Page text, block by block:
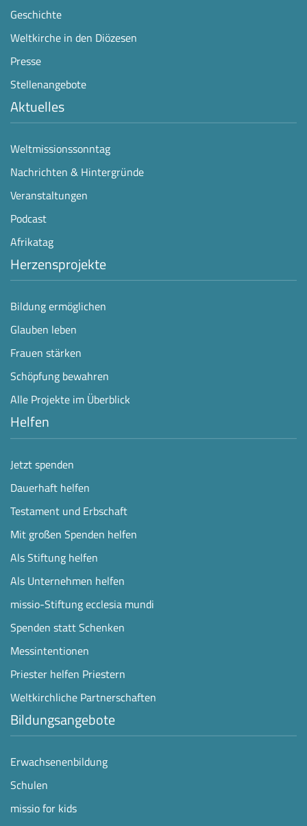
Geschichte
Weltkirche in den Diözesen
Presse
Stellenangebote
Aktuelles
Weltmissionssonntag
Nachrichten & Hintergründe
Veranstaltungen
Podcast
Afrikatag
Herzensprojekte
Bildung ermöglichen
Glauben leben
Frauen stärken
Schöpfung bewahren
Alle Projekte im Überblick
Helfen
Jetzt spenden
Dauerhaft helfen
Testament und Erbschaft
Mit großen Spenden helfen
Als Stiftung helfen
Als Unternehmen helfen
missio-Stiftung ecclesia mundi
Spenden statt Schenken
Messintentionen
Priester helfen Priestern
Weltkirchliche Partnerschaften
Bildungsangebote
Erwachsenenbildung
Schulen
missio for kids